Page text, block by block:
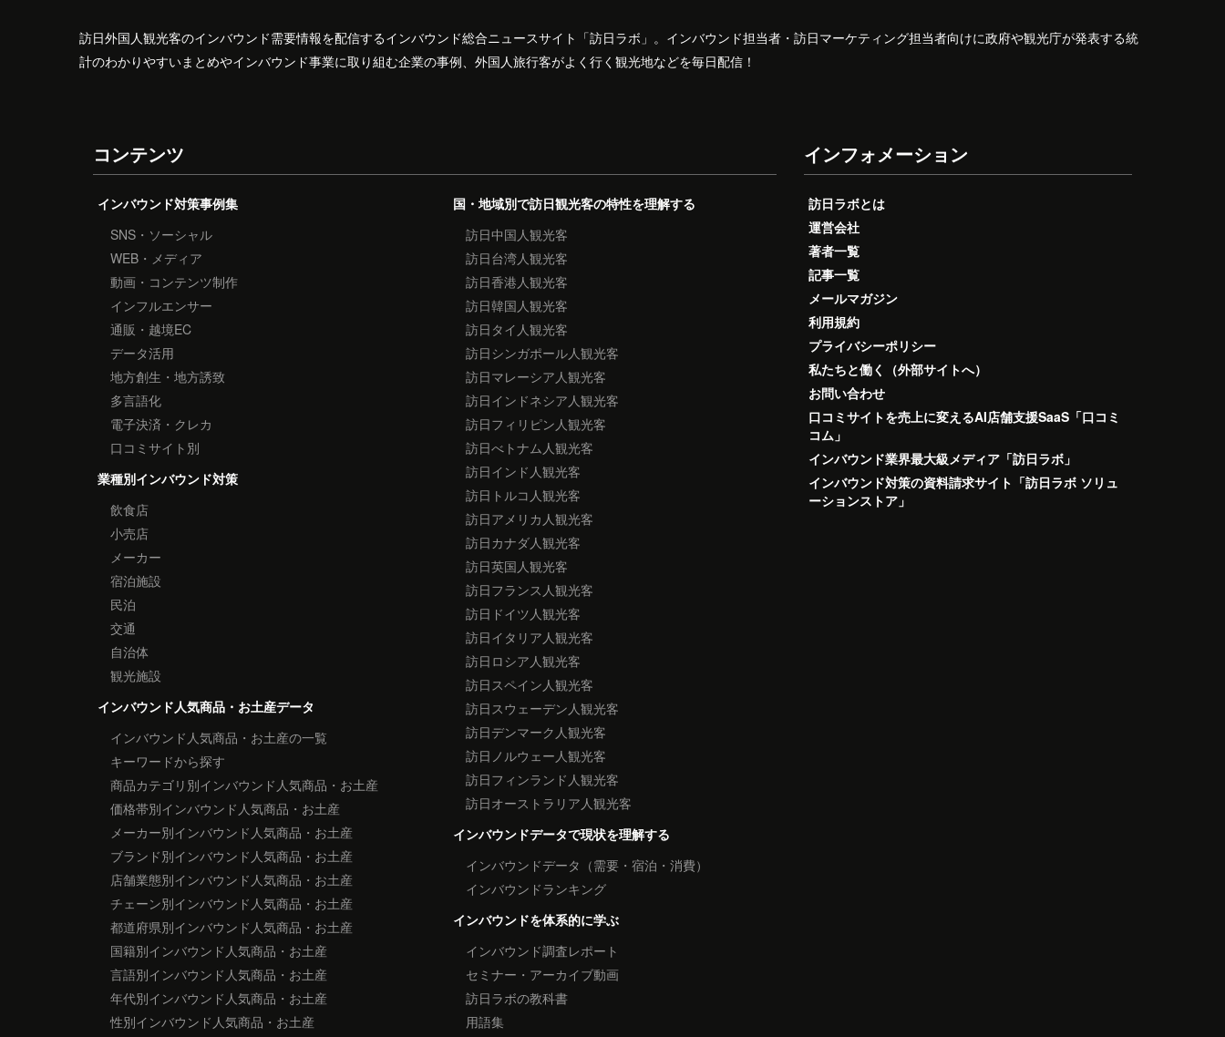
訪日外国人観光客のインバウンド需要情報を配信するインバウンド総合ニュースサイト「訪日ラボ」。インバウンド担当者・訪日マーケティング担当者向けに政府や観光庁が発表する統
計のわかりやすいまとめやインバウンド事業に取り組む企業の事例、外国人旅行客がよく行く観光地などを毎日配信！
コンテンツ
インバウンド対策事例集
SNS・ソーシャル
WEB・メディア
動画・コンテンツ制作
インフルエンサー
通販・越境EC
データ活用
地方創生・地方誘致
多言語化
電子決済・クレカ
口コミサイト別
業種別インバウンド対策
飲食店
小売店
メーカー
宿泊施設
民泊
交通
自治体
観光施設
インバウンド人気商品・お土産データ
インバウンド人気商品・お土産の一覧
キーワードから探す
商品カテゴリ別インバウンド人気商品・お土産
価格帯別インバウンド人気商品・お土産
メーカー別インバウンド人気商品・お土産
ブランド別インバウンド人気商品・お土産
店舗業態別インバウンド人気商品・お土産
チェーン別インバウンド人気商品・お土産
都道府県別インバウンド人気商品・お土産
国籍別インバウンド人気商品・お土産
言語別インバウンド人気商品・お土産
年代別インバウンド人気商品・お土産
性別インバウンド人気商品・お土産
国・地域別で訪日観光客の特性を理解する
訪日中国人観光客
訪日台湾人観光客
訪日香港人観光客
訪日韓国人観光客
訪日タイ人観光客
訪日シンガポール人観光客
訪日マレーシア人観光客
訪日インドネシア人観光客
訪日フィリピン人観光客
訪日べトナム人観光客
訪日インド人観光客
訪日トルコ人観光客
訪日アメリカ人観光客
訪日カナダ人観光客
訪日英国人観光客
訪日フランス人観光客
訪日ドイツ人観光客
訪日イタリア人観光客
訪日ロシア人観光客
訪日スペイン人観光客
訪日スウェーデン人観光客
訪日デンマーク人観光客
訪日ノルウェー人観光客
訪日フィンランド人観光客
訪日オーストラリア人観光客
インバウンドデータで現状を理解する
インバウンドデータ（需要・宿泊・消費）
インバウンドランキング
インバウンドを体系的に学ぶ
インバウンド調査レポート
セミナー・アーカイブ動画
訪日ラボの教科書
用語集
インフォメーション
訪日ラボとは
運営会社
著者一覧
記事一覧
メールマガジン
利用規約
プライバシーポリシー
私たちと働く（外部サイトへ）
お問い合わせ
口コミサイトを売上に変えるAI店舗支援SaaS「口コミ
コム」
インバウンド業界最大級メディア「訪日ラボ」
インバウンド対策の資料請求サイト「訪日ラボ ソリュ
ーションストア」